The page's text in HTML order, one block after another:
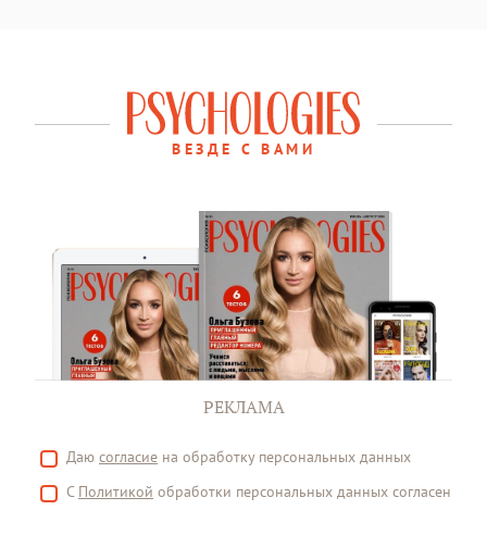
ВЕЗДЕ С ВАМИ
РЕКЛАМА
Даю согласие на обработку персональных данных
С Политикой обработки персональных данных согласен